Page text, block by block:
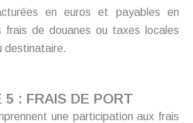
en euros et payables en
frais de douanes ou taxes locales
destinataire.
5 : FRAIS DE PORT
une participation aux frais